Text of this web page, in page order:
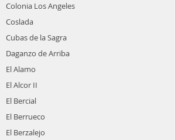
Colonia Los Angeles
Coslada
Cubas de la Sagra
Daganzo de Arriba
El Alamo
El Alcor II
El Bercial
El Berrueco
El Berzalejo